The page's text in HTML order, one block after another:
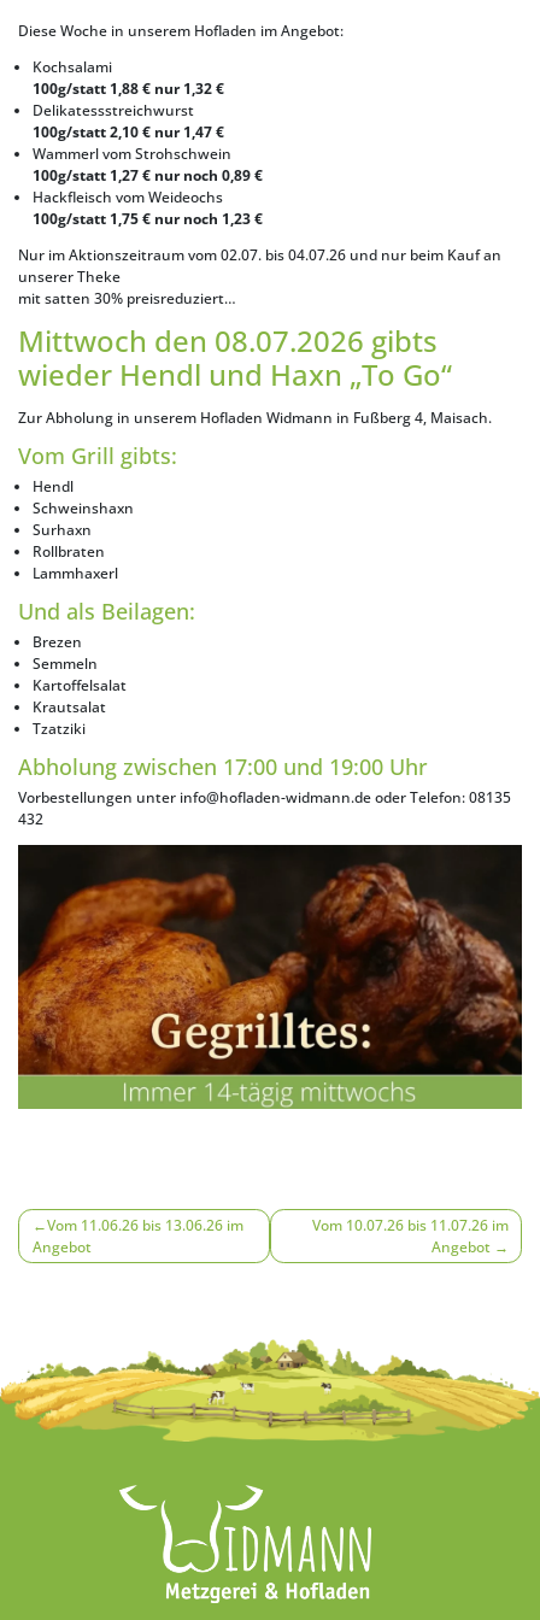
Diese Woche in unserem Hofladen im Angebot:
Kochsalami
100g/statt 1,88 € nur 1,32 €
Delikatessstreichwurst
100g/statt 2,10 € nur 1,47 €
Wammerl vom Strohschwein
100g/statt 1,27 € nur noch 0,89 €
Hackfleisch vom Weideochs
100g/statt 1,75 € nur noch 1,23 €
Nur im Aktionszeitraum vom 02.07. bis 04.07.26 und nur beim Kauf an
unserer Theke
mit satten 30% preisreduziert…
Mittwoch den 08.07.2026 gibts
wieder Hendl und Haxn „To Go“
Zur Abholung in unserem Hofladen Widmann in Fußberg 4, Maisach.
Vom Grill gibts:
Hendl
Schweinshaxn
Surhaxn
Rollbraten
Lammhaxerl
Und als Beilagen:
Brezen
Semmeln
Kartoffelsalat
Krautsalat
Tzatziki
Abholung zwischen 17:00 und 19:00 Uhr
Vorbestellungen unter info@hofladen-widmann.deoder Telefon:08135
432
Beitragsnavigation
Vom 11.06.26 bis 13.06.26 im
Angebot
Vom 10.07.26 bis 11.07.26 im
Angebot